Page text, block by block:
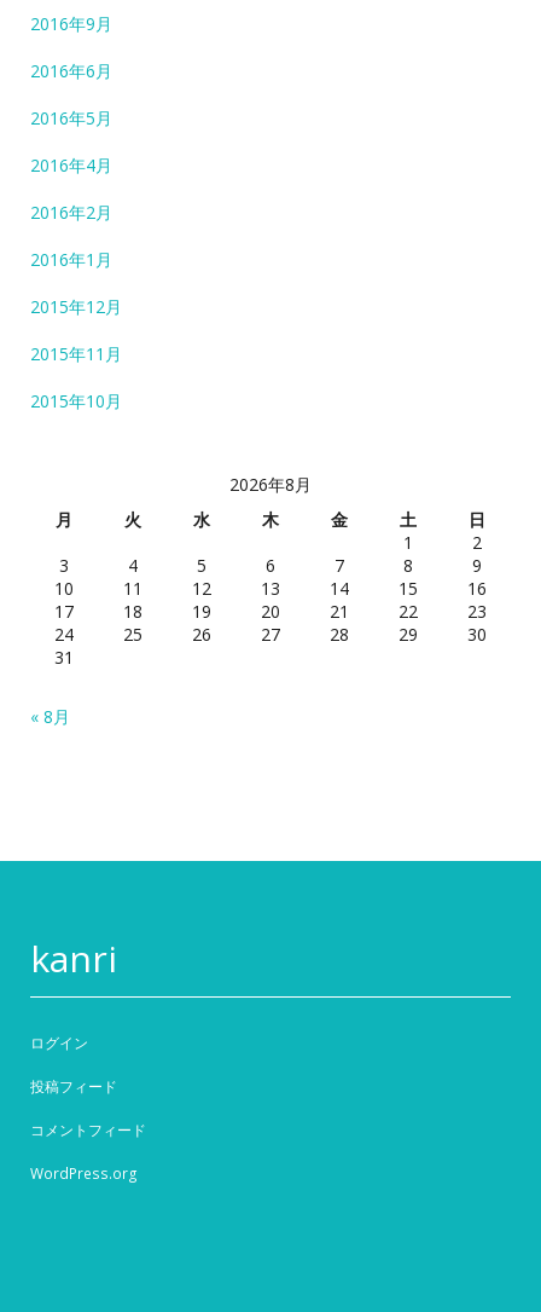
2016年9月
2016年6月
2016年5月
2016年4月
2016年2月
2016年1月
2015年12月
2015年11月
2015年10月
2026年8月
月
火 水 木 金 土
日
1
2
3
4 5 6 7 8
9
10
11 12 13 14 15
16
17
18 19 20 21 22
23
24
25 26 27 28 29
30
31
« 8月
kanri
ログイン
投稿フィード
コメントフィード
WordPress.org